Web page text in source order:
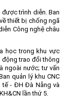
▼
▼
trình diễn. Ban
thiết bị chống ngã
Công nghệ châu
học trong khu vực
động trao đổi thông
ngoài nước; tư vấn
quản lý khu CNC
tế - ĐH Đà Nẵng và
lần thứ 5.